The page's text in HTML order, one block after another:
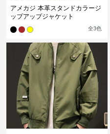
アメカジ 本革スタンドカラージ
ップアップジャケット
全3色